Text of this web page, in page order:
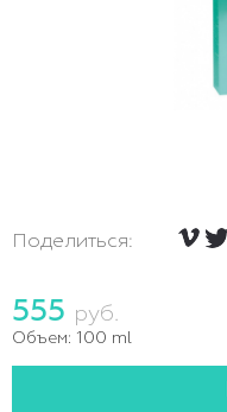
Поделиться:
555 руб.
Объем: 100 ml